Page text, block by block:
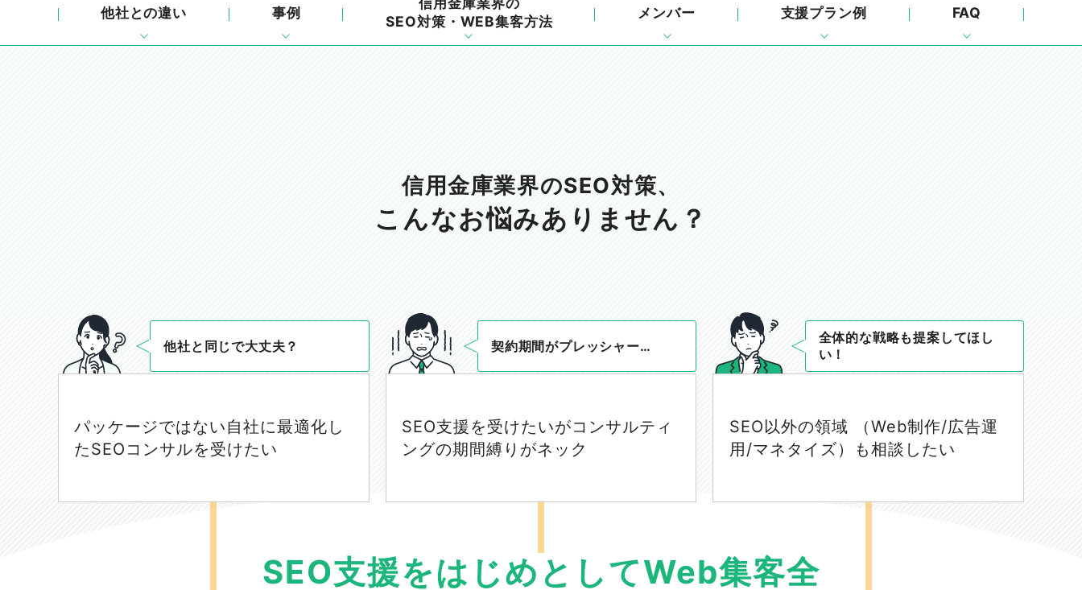
他社との違い 事例
SEO対策・WEB集客方法
メンバー 支援プラン例 FAQ
信用金庫業界のSEO対策、
こんなお悩みありません？
他社と同じで大丈夫？
パッケージではない自社に最適化し
たSEOコンサルを受けたい
契約期間がプレッシャー…
SEO支援を受けたいがコンサルティ
ングの期間縛りがネック
全体的な戦略も提案してほし
い！
SEO以外の領域 （Web制作/広告運
用/マネタイズ）も相談したい
SEO支援をはじめとしてWeb集客全